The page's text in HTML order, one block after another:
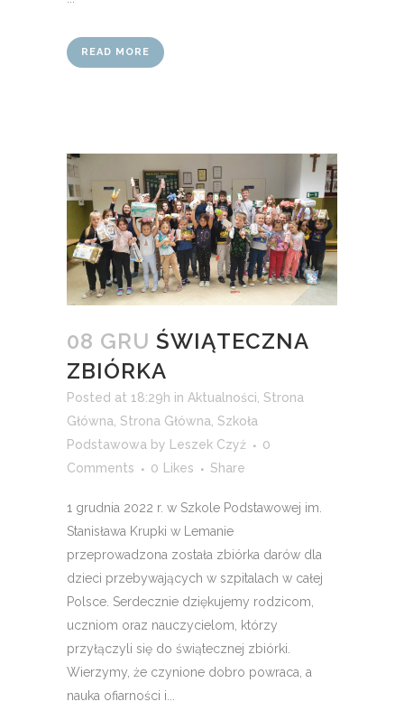
READ MORE
08 GRU ŚWIĄTECZNA
ZBIÓRKA
Posted at 18:29h in Aktualności Strona
Główna Strona Główna Szkoła
Podstawowa by Leszek Czyż
0
Comments
0 Likes Share
1 grudnia 2022 r. w Szkole Podstawowej im.
Stanisława Krupki w Lemanie
przeprowadzona została zbiórka darów dla
dzieci przebywających w szpitalach w całej
Polsce. Serdecznie dziękujemy rodzicom,
uczniom oraz nauczycielom, którzy
przyłączyli się do świątecznej zbiórki.
Wierzymy, że czynione dobro powraca, a
nauka ofiarności i...